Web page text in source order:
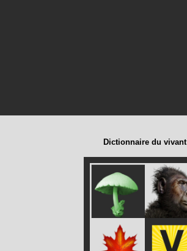
Dictionnaire du vivant